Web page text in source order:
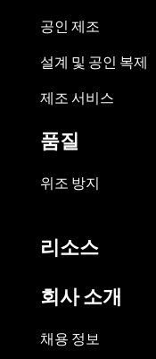
공인 제조
설계 및 공인 복제
제조 서비스
품질
위조 방지
리소스
회사 소개
채용 정보